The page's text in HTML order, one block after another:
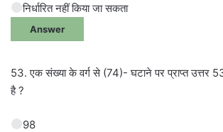
निर्धारित नहीं किया जा सकता
Answer
53. एक संख्या के वर्ग से (74)- घटाने पर प्राप्त उत्तर
है ?
98